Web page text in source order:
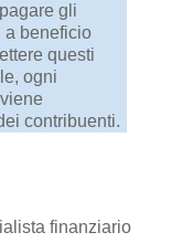
gli
a beneficio
questi
ogni
contribuenti.
finanziario